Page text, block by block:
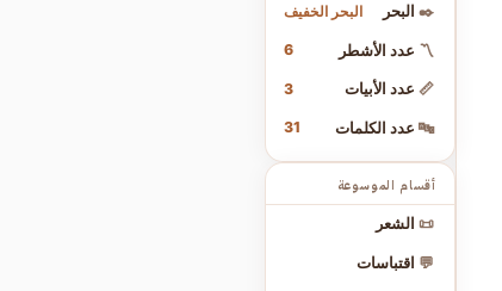
✒️ البحر البحر الخفيف
〽️ عدد الأشطر 6
📏 عدد الأبيات 3
🔤 عدد الكلمات 31
أقسام الموسوعة
📜 الشعر
💬 اقتباسات